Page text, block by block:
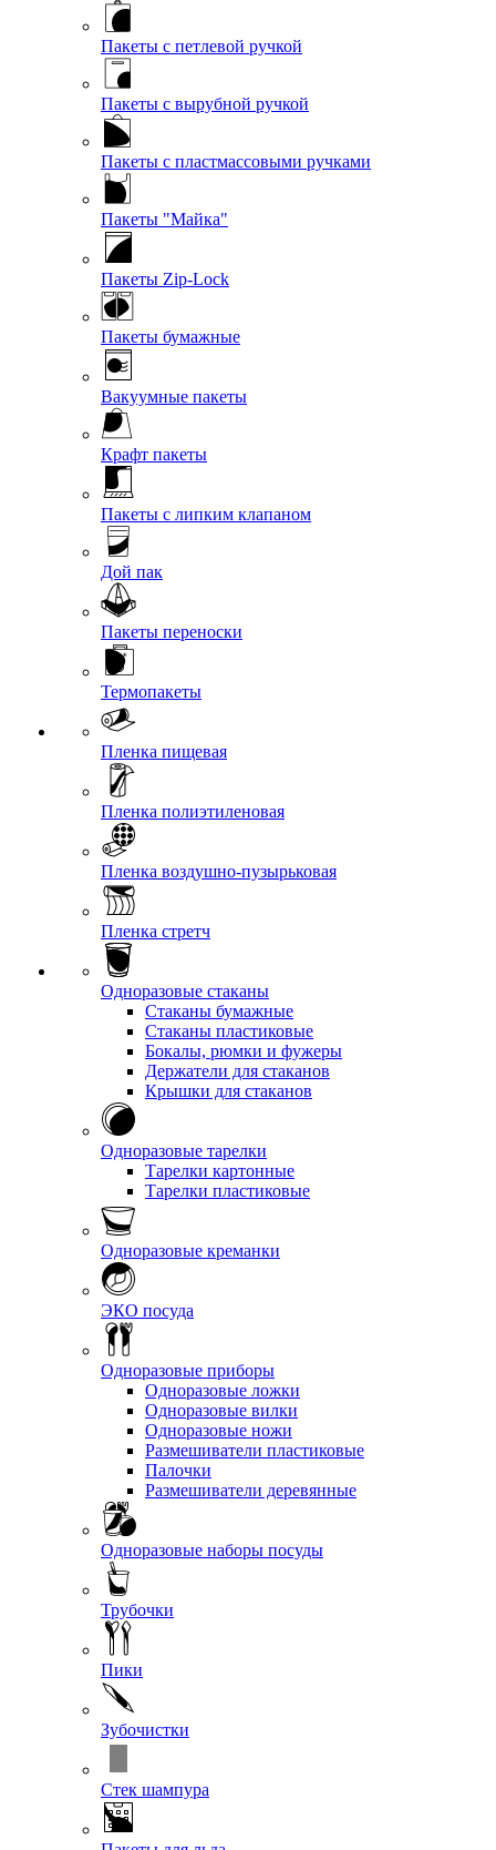
Пакеты с петлевой ручкой
Пакеты с вырубной ручкой
Пакеты с пластмассовыми ручками
Пакеты "Майка"
Пакеты Zip-Lock
Пакеты бумажные
Вакуумные пакеты
Крафт пакеты
Пакеты с липким клапаном
Дой пак
Пакеты переноски
Термопакеты
Пленка пищевая
Пленка полиэтиленовая
Пленка воздушно-пузырьковая
Пленка стретч
Одноразовые стаканы
Стаканы бумажные
Стаканы пластиковые
Бокалы, рюмки и фужеры
Держатели для стаканов
Крышки для стаканов
Одноразовые тарелки
Тарелки картонные
Тарелки пластиковые
Одноразовые креманки
ЭКО посуда
Одноразовые приборы
Одноразовые ложки
Одноразовые вилки
Одноразовые ножи
Размешиватели пластиковые
Палочки
Размешиватели деревянные
Одноразовые наборы посуды
Трубочки
Пики
Зубочистки
Стек шампура